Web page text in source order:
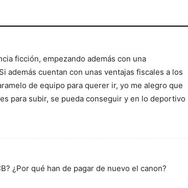
ficción, empezando además con una
además cuentan con unas ventajas fiscales a los
de equipo para querer ir, yo me alegro que
para subir, se pueda conseguir y en lo deportivo
¿Por qué han de pagar de nuevo el canon?